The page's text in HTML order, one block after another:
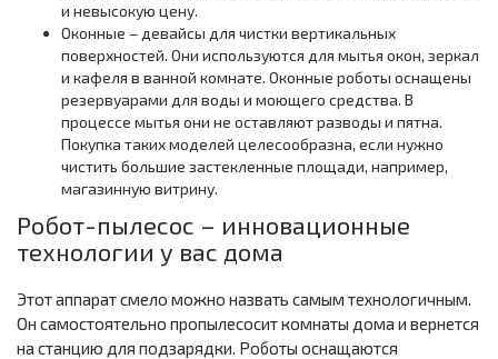
и невысокую цену.
Оконные – девайсы для чистки вертикальных
поверхностей. Они используются для мытья окон, зеркал
и кафеля в ванной комнате. Оконные роботы оснащены
резервуарами для воды и моющего средства. В
процессе мытья они не оставляют разводы и пятна.
Покупка таких моделей целесообразна, если нужно
чистить большие застекленные площади, например,
магазинную витрину.
Робот-пылесос – инновационные
технологии у вас дома
Этот аппарат смело можно назвать самым технологичным.
Он самостоятельно пропылесосит комнаты дома и вернется
на станцию для подзарядки. Роботы оснащаются